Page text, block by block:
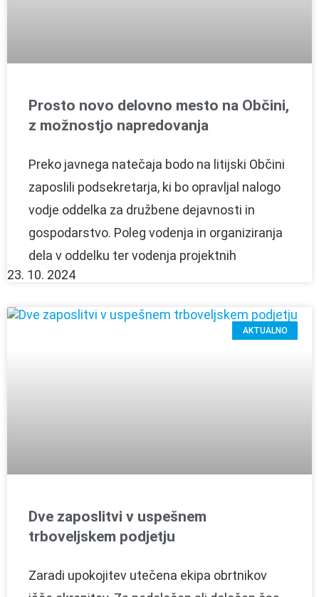
Prosto novo delovno mesto na Občini,
z možnostjo napredovanja
Preko javnega natečaja bodo na litijski Občini
zaposlili podsekretarja, ki bo opravljal nalogo
vodje oddelka za družbene dejavnosti in
gospodarstvo. Poleg vodenja in organiziranja
dela v oddelku ter vodenja projektnih
23. 10. 2024
AKTUALNO
Dve zaposlitvi v uspešnem
trboveljskem podjetju
Zaradi upokojitev utečena ekipa obrtnikov